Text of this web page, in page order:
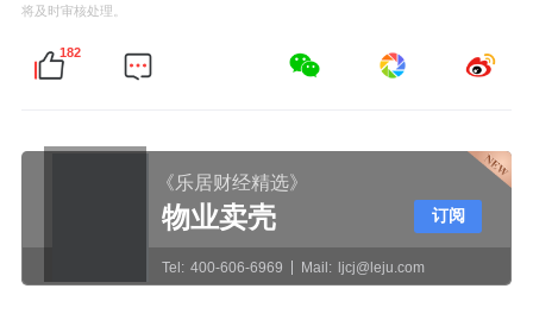
居环境的改善添砖加瓦，贡献央企力量。
将及时审核处理。
182
《乐居财经精选》
物业卖壳
Tel: 400-606-6969 Mail: ljcj@leju.com
订阅